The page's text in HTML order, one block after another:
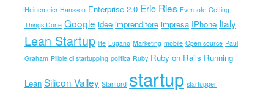
Heinemeier Hansson Enterprise 2.0 Eric Ries Evernote Getting
Things Done Google idee imprenditore impresa IPhone Italy
Lean Startup life Lugano Marketing mobile Open source Paul
Graham Pillole di startupping politica Ruby Ruby on Rails Running
Lean Silicon Valley Stanford startup startupper